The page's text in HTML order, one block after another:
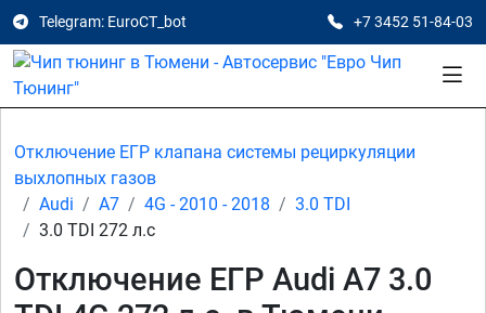
Telegram: EuroCT_bot +7 3452 51-84-03
Отключение ЕГР клапана системы рециркуляции
выхлопных газов
Audi
A7 4G - 2010 - 2018
3.0 TDI
3.0 TDI 272 л.с
Отключение ЕГР Audi A7 3.0